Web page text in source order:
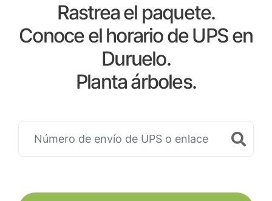
Rastrea el paquete.
Conoce el horario de UPS en
Duruelo.
Planta árboles.